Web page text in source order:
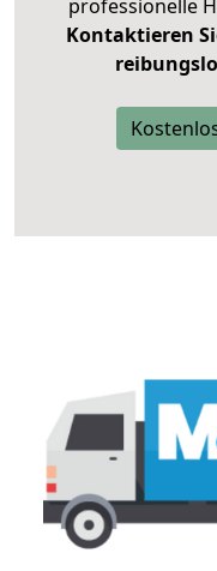
professionelle
Kontaktieren